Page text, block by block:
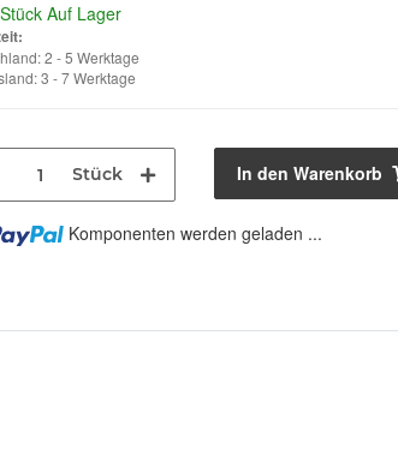
Auf Lager
2 - 5 Werktage
3 - 7 Werktage
Stück In den Warenkorb
Komponenten werden geladen ...